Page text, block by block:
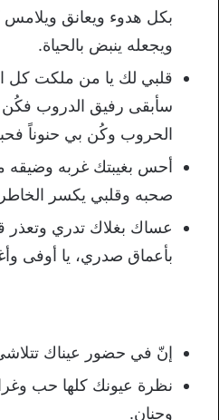
بكل هدوء ويعانق
ويجعله ينبض بالحياة.
قلبي لك يا من ملكت كل
سأبقى رفيق الدروب فكُن
الحروب وكُن بي حنوناً
أحس بغيبتك غربه وضيقه
صحبه وقلبي يكسر
عساك بغلاك تدري وتعذر
بأعماق صدري، يا أوفى
إنّ في حضور عيناك
نظرة عيونك كلها حب
وحنان.